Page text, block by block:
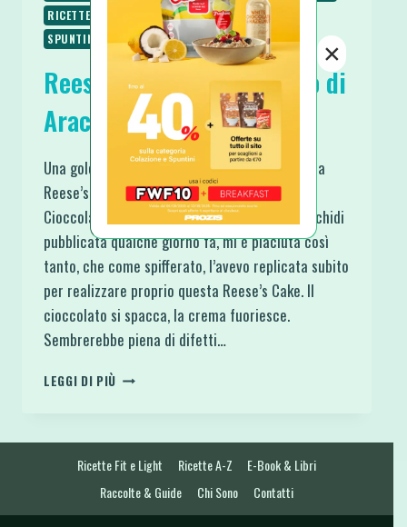
RICETTE LOW CARB
RICETTE PROTEICHE
SPUNTINI E SNACKS
Reese’s Pie Crostata Burro di
Arachidi e Cioccolato
Una golosità infinita ovunque la mordi è questa
Reese’s Pie Crostata Burro di Arachidi e
Cioccolato. La Crema Proteica al Burro di Arachidi
pubblicata qualche giorno fa, mi è piaciuta così
tanto, che come spifferato, l’avevo replicata subito
per realizzare proprio questa Reese’s Cake. Il
cioccolato si spacca, la crema fuoriesce.
Sembrerebbe piena di difetti…
LEGGI DI PIÙ REESE’S
ARACHIDI
E
Ricette Fit e Light Ricette A-Z
E-Book & Libri
Raccolte & Guide
Chi Sono Contatti
×